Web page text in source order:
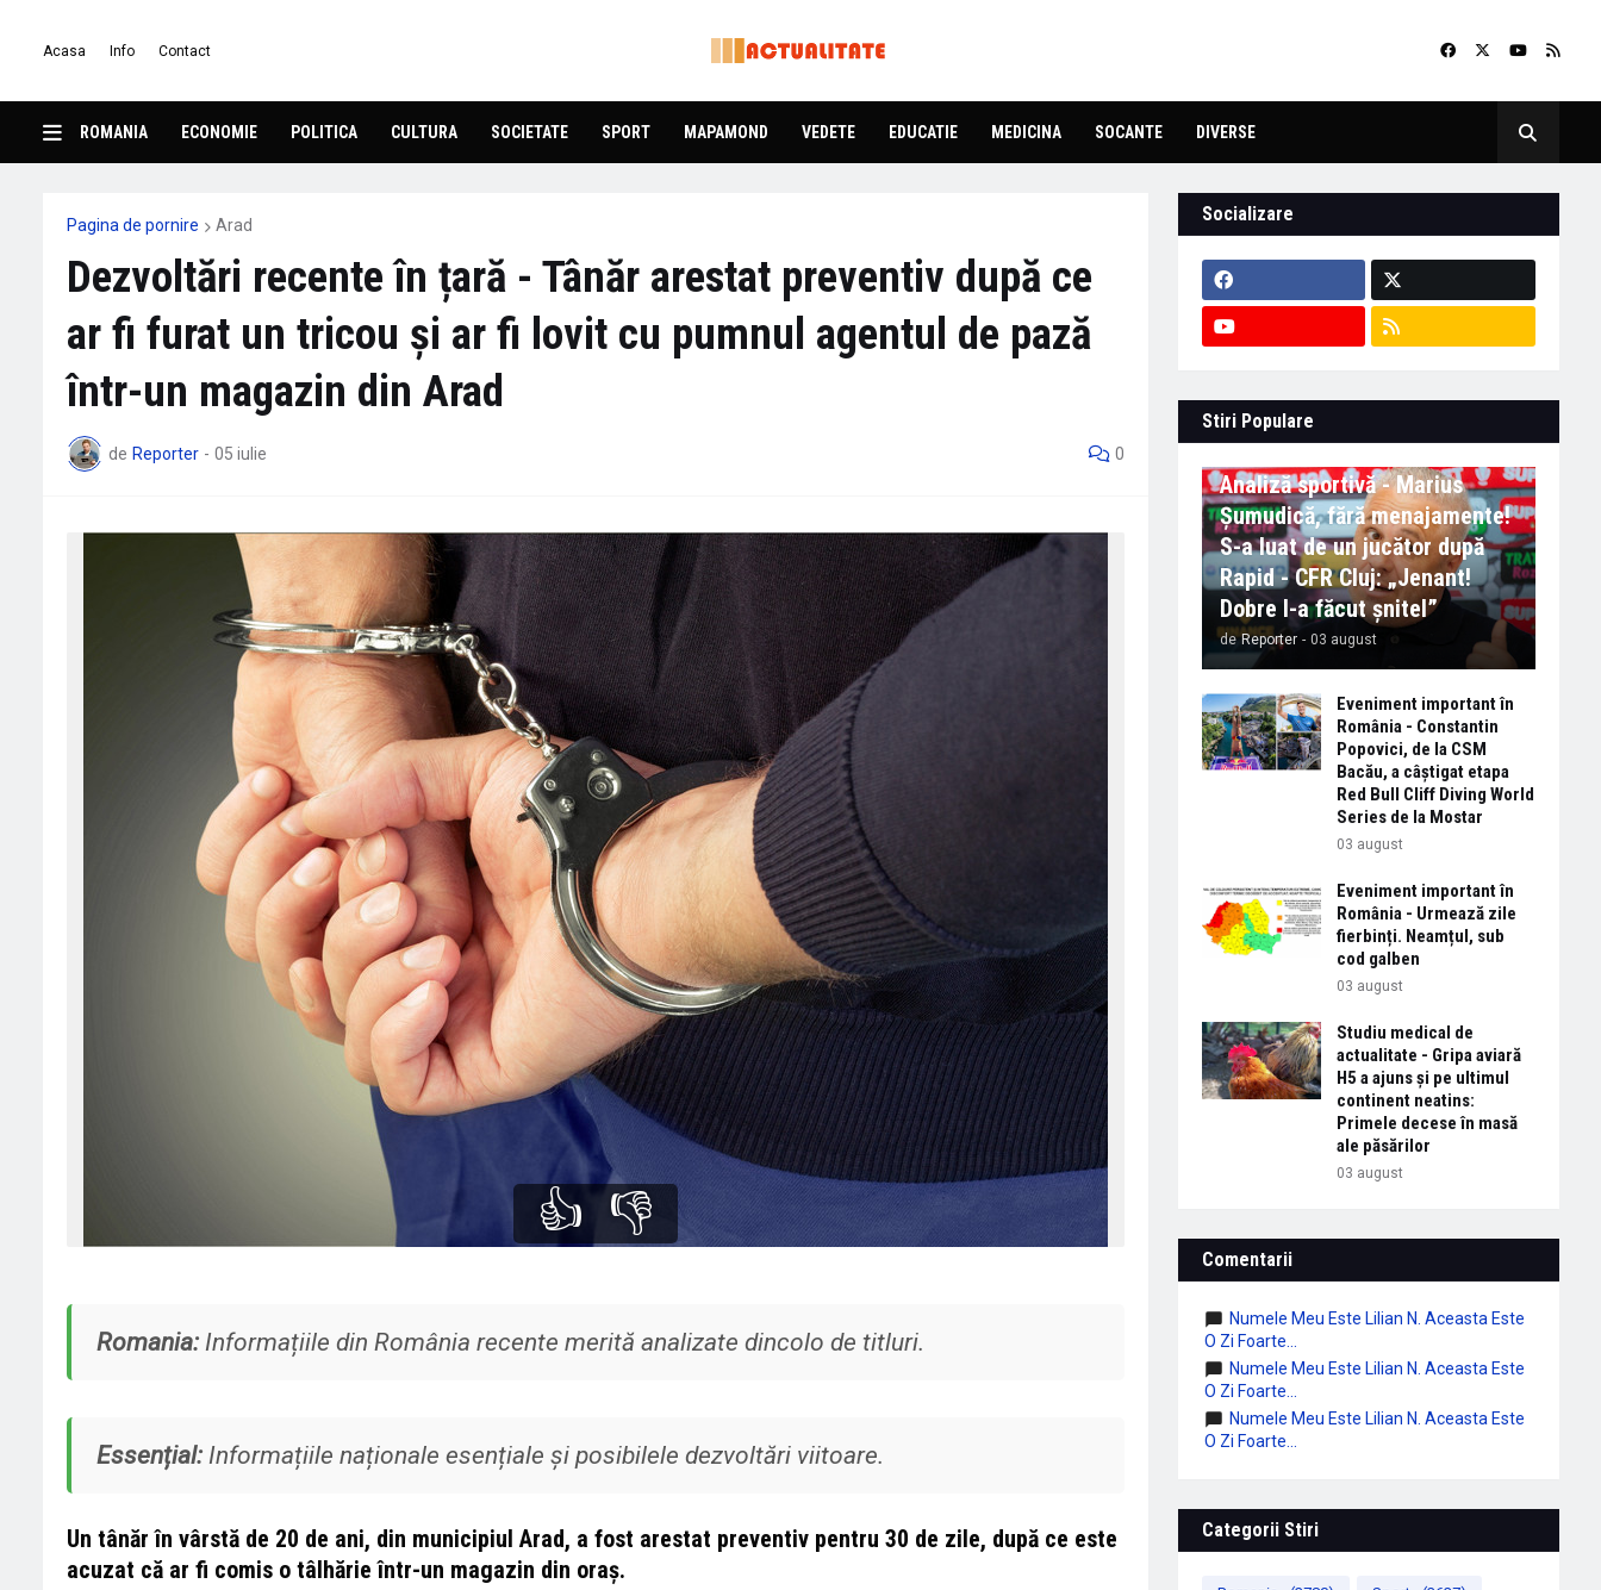
Acasa Info Contact
ROMANIA ECONOMIE POLITICA CULTURA SOCIETATE SPORT MAPAMOND VEDETE EDUCATIE MEDICINA SOCANTE DIVERSE
Pagina de pornire Arad
Dezvoltări recente în țară - Tânăr arestat preventiv după ce
ar fi furat un tricou și ar fi lovit cu pumnul agentul de pază
într-un magazin din Arad
de Reporter - 05 iulie 0
👍 👎
Romania:Informațiile din România recente merită analizate dincolo de titluri.
Essențial:Informațiile naționale esențiale și posibilele dezvoltări viitoare.
Un tânăr în vârstă de 20 de ani, din municipiul Arad, a fost arestat preventiv pentru 30 de zile, după ce este
acuzat că ar fi comis o tâlhărie într-un magazin din oraș.
Socializare
Stiri Populare
Analiză sportivă - Marius
Șumudică, fără menajamente!
S-a luat de un jucător după
Rapid - CFR Cluj: „Jenant!
Dobre l-a făcut șnitel”
de Reporter - 03 august
Eveniment important în
România - Constantin
Popovici, de la CSM
Bacău, a câștigat etapa
Red Bull Cliff Diving World
Series de la Mostar
03 august
Eveniment important în
România - Urmează zile
fierbinți. Neamțul, sub
cod galben
03 august
Studiu medical de
actualitate - Gripa aviară
H5 a ajuns și pe ultimul
continent neatins:
Primele decese în masă
ale păsărilor
03 august
Comentarii
Numele Meu Este Lilian N. Aceasta Este
O Zi Foarte...
Numele Meu Este Lilian N. Aceasta Este
O Zi Foarte...
Numele Meu Este Lilian N. Aceasta Este
O Zi Foarte...
Categorii Stiri